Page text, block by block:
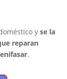
y se la
reparan
.